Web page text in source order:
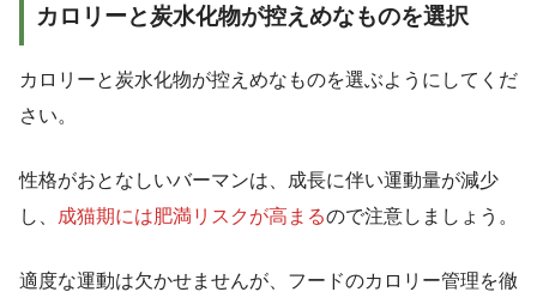
カロリーと炭水化物が控えめなものを選択
カロリーと炭水化物が控えめなものを選ぶようにしてくだ
さい。
性格がおとなしいバーマンは、成長に伴い運動量が減少
し、
成猫期には肥満リスクが高まるので注意しましょう。
適度な運動は欠かせませんが、フードのカロリー管理を徹